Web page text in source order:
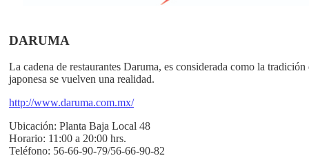
DARUMA
La cadena de restaurantes Daruma, es considerada como la
japonesa se vuelven una realidad.
http://www.daruma.com.mx/
Ubicación: Planta Baja Local 48
Horario: 11:00 a 20:00 hrs.
Teléfono: 56-66-90-79/56-66-90-82